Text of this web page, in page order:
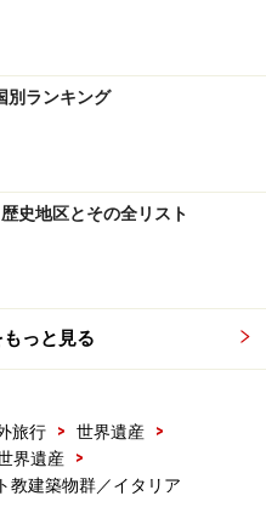
ド王国に占領され、その
マ教皇に寄進したため教
スムから免れることがで
ザンツ芸術を当時のまま
れることになる。
最新の内容をご確認くださ
手に努め、「
全確保に十分注意を払ってく
4 次のページへ
別ランキング
史地区とその全リスト
っと見る
旅行 > 世界遺産
>
界遺産
>
教建築物群／イタリア